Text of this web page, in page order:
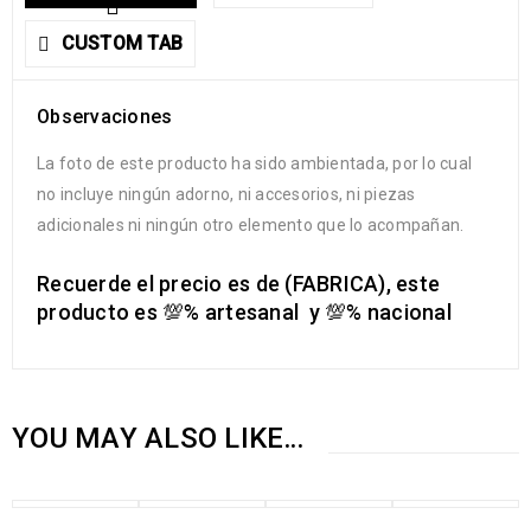
CUSTOM TAB
Observaciones
La foto de este producto ha sido ambientada, por lo cual
no incluye ningún adorno, ni accesorios, ni piezas
adicionales ni ningún otro elemento que lo acompañan.
Recuerde el precio es de (FABRICA), este
producto es 💯% artesanal y 💯% nacional
YOU MAY ALSO LIKE…